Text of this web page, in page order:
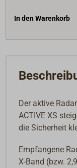
In den Warenkorb
Der aktive
ACTIVE XS
die Sicherheit
Empfangene
X-Band (bzw.